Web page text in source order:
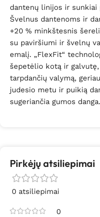
dantenų linijos ir sunkiai
Švelnus dantenoms ir
+20 % minkštesnis
su paviršiumi ir švelnų
emalį. „FlexFit“
šepetėlio kotą ir
tarpdančių valymą,
judesio metu ir puikią
sugeriančia gumos danga.
Pirkėjų atsiliepimai
0 atsiliepimai
0